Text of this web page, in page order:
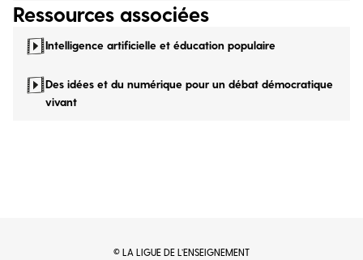
Ressources associées
Intelligence artificielle et éducation populaire
Des idées et du numérique pour un débat démocratique
vivant
© LA LIGUE DE L’ENSEIGNEMENT